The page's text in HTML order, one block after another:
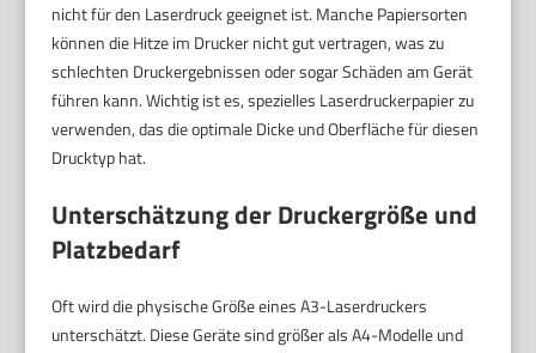
nicht für den Laserdruck geeignet ist. Manche Papiersorten
können die Hitze im Drucker nicht gut vertragen, was zu
schlechten Druckergebnissen oder sogar Schäden am Gerät
führen kann. Wichtig ist es, spezielles Laserdruckerpapier zu
verwenden, das die optimale Dicke und Oberfläche für diesen
Drucktyp hat.
Unterschätzung der Druckergröße und
Platzbedarf
Oft wird die physische Größe eines A3-Laserdruckers
unterschätzt. Diese Geräte sind größer als A4-Modelle und